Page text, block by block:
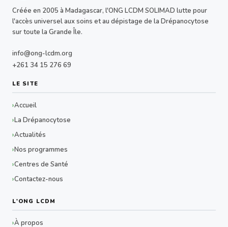
Créée en 2005 à Madagascar, l'ONG LCDM SOLIMAD lutte pour
l'accès universel aux soins et au dépistage de la Drépanocytose
sur toute la Grande Île.
info@ong-lcdm.org
+261 34 15 276 69
LE SITE
Accueil
La Drépanocytose
Actualités
Nos programmes
Centres de Santé
Contactez-nous
L'ONG LCDM
À propos